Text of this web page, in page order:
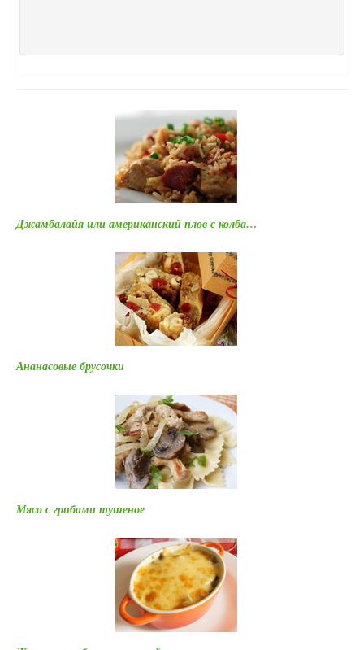
Джамбалайя или американский плов с колба…
Ананасовые брусочки
Мясо с грибами тушеное